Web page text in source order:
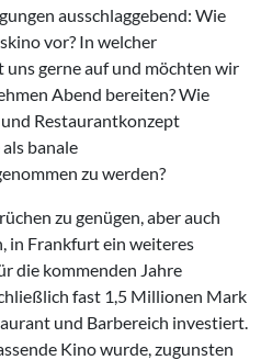
ausschlaggebend: Wie
vor? In welcher
gerne auf und möchten wir
Abend bereiten? Wie
Restaurantkonzept
banale
zu werden?
zu genügen, aber auch
in Frankfurt ein weiteres
die kommenden Jahre
fast 1,5 Millionen Mark
und Barbereich investiert.
Kino wurde, zugunsten